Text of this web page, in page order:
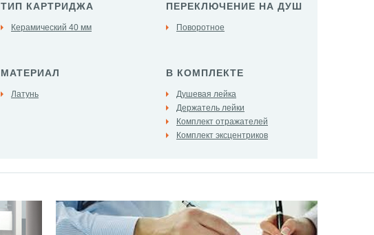
ТИП КАРТРИДЖА
Керамический 40 мм
ПЕРЕКЛЮЧЕНИЕ НА ДУШ
Поворотное
МАТЕРИАЛ
Латунь
В КОМПЛЕКТЕ
Душевая лейка
Держатель лейки
Комплект отражателей
Комплект эксцентриков